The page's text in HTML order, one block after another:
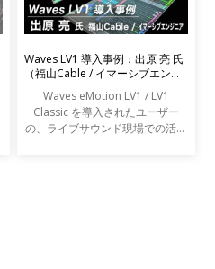
Waves LV1 導入事例：出原 亮 氏
（福山Cable / イマーシブエンジ
Waves eMotion LV1 / LV1
Classic を導入されたユーザー
の、ライブサウンド現場での活用